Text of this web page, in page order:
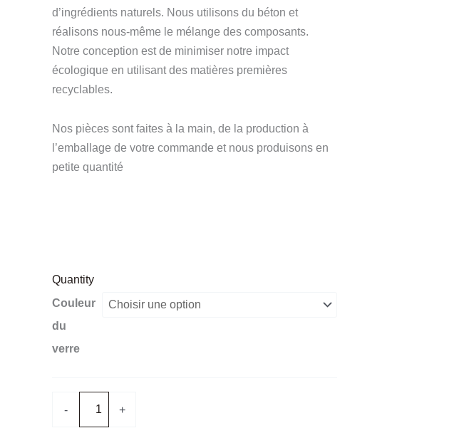
d’ingrédients naturels. Nous utilisons du béton et
réalisons nous-même le mélange des composants.
Notre conception est de minimiser notre impact
écologique en utilisant des matières premières
recyclables.
Nos pièces sont faites à la main, de la production à
l’emballage de votre commande et nous produisons en
petite quantité
Quantity
Couleur
du
verre
-
quantité
de
+